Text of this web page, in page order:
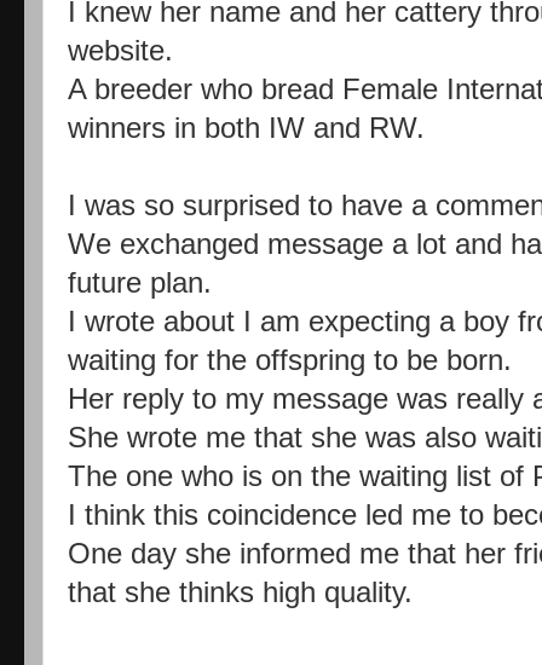
I knew her name and her cattery
website.
A breeder who bread Female
winners in both IW and RW.
I was so surprised to have a
We exchanged message a lot and
future plan.
I wrote about I am expecting a boy
waiting for the offspring to be born.
Her reply to my message was really
She wrote me that she was also
The one who is on the waiting list of
I think this coincidence led me to
One day she informed me that her
that she thinks high quality.